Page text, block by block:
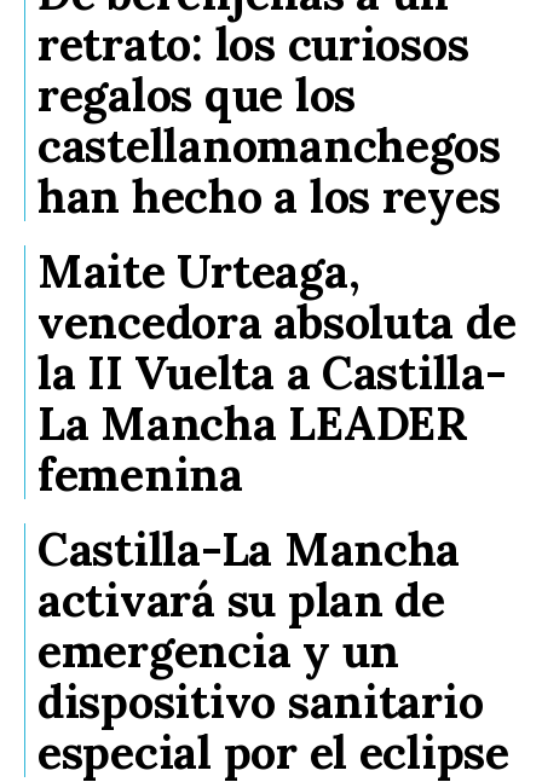
retrato: los curiosos
regalos que los
castellanomanchegos
han hecho a los reyes
Maite Urteaga,
vencedora absoluta de
la II Vuelta a Castilla-
La Mancha LEADER
femenina
Castilla-La Mancha
activará su plan de
emergencia y un
dispositivo sanitario
especial por el eclipse